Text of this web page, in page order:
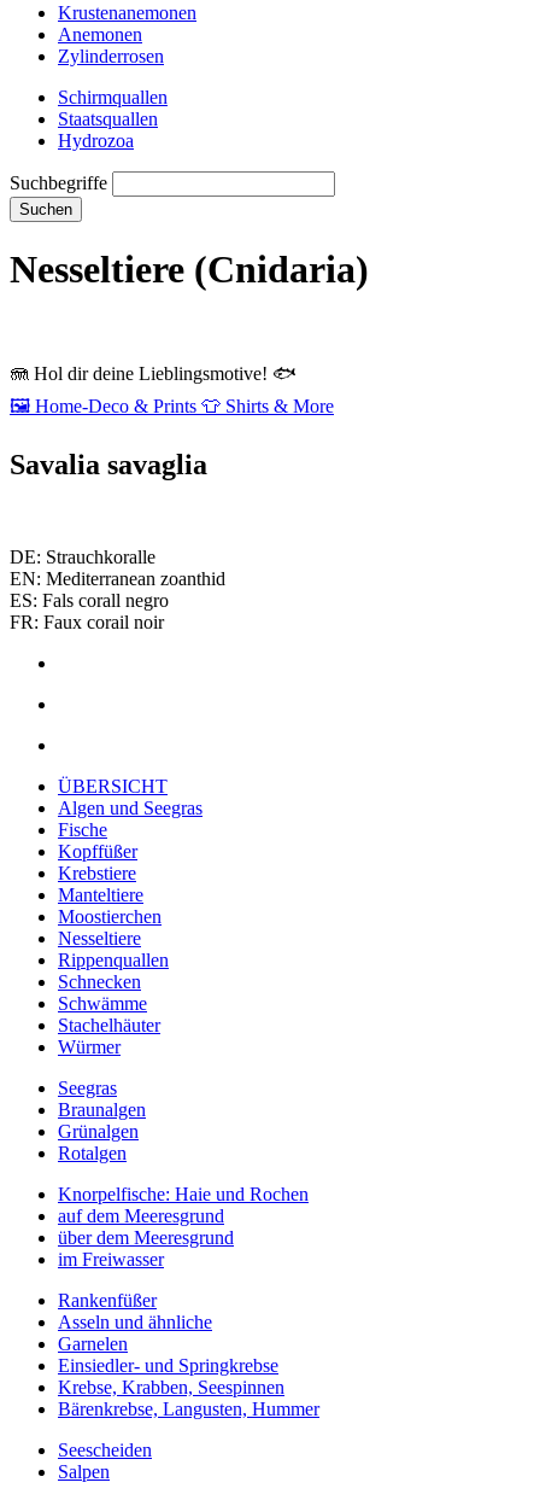
Krustenanemonen
Anemonen
Zylinderrosen
Schirmquallen
Staatsquallen
Hydrozoa
Suchbegriffe
Suchen
Nesseltiere (Cnidaria)
🪼 Hol dir deine Lieblingsmotive! 🐟
🖼️ Home‑Deco & Prints 👕 Shirts & More
Savalia savaglia
DE: Strauchkoralle
EN: Mediterranean zoanthid
ES: Fals corall negro
FR: Faux corail noir
ÜBERSICHT
Algen und Seegras
Fische
Kopffüßer
Krebstiere
Manteltiere
Moostierchen
Nesseltiere
Rippenquallen
Schnecken
Schwämme
Stachelhäuter
Würmer
Seegras
Braunalgen
Grünalgen
Rotalgen
Knorpelfische: Haie und Rochen
auf dem Meeresgrund
über dem Meeresgrund
im Freiwasser
Rankenfüßer
Asseln und ähnliche
Garnelen
Einsiedler- und Springkrebse
Krebse, Krabben, Seespinnen
Bärenkrebse, Langusten, Hummer
Seescheiden
Salpen